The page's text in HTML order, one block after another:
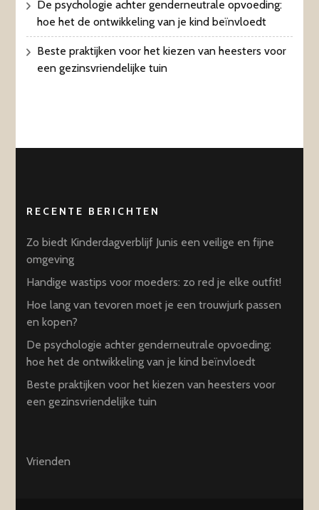
De psychologie achter genderneutrale opvoeding:
hoe het de ontwikkeling van je kind beïnvloedt
Beste praktijken voor het kiezen van heesters voor
een gezinsvriendelijke tuin
RECENTE BERICHTEN
Zo biedt Kinderdagverblijf Junis een veilige en fijne
omgeving
Handige wastips voor moeders: zo red je elke outfit!
Hoe lang van tevoren moet je een trouwjurk passen
en kopen?
De psychologie achter genderneutrale opvoeding:
hoe het de ontwikkeling van je kind beïnvloedt
Beste praktijken voor het kiezen van heesters voor
een gezinsvriendelijke tuin
Vrienden